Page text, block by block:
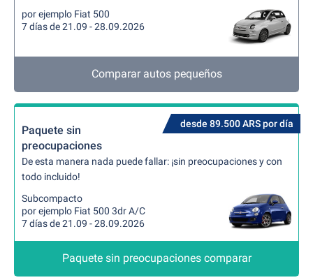
por ejemplo Fiat 500
7 días de 21.09 - 28.09.2026
Comparar autos pequeños
desde 89.500 ARS por día
Paquete sin
preocupaciones
De esta manera nada puede fallar: ¡sin preocupaciones y con
todo incluido!
Subcompacto
por ejemplo Fiat 500 3dr A/C
7 días de 21.09 - 28.09.2026
Paquete sin preocupaciones comparar